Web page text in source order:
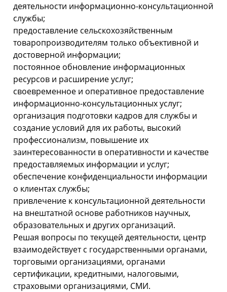
деятельности информационно-консультационной
службы;
предоставление сельскохозяйственным
товаропроизводителям только объективной и
достоверной информации;
постоянное обновление информационных
ресурсов и расширение услуг;
своевременное и оперативное предоставление
информационно-консультационных услуг;
организация подготовки кадров для службы и
создание условий для их работы, высокий
профессионализм, повышение их
заинтересованности в оперативности и качестве
предоставляемых информации и услуг;
обеспечение конфиденциальности информации
о клиентах службы;
привлечение к консультационной деятельности
на внештатной основе работников научных,
образовательных и других организаций.
Решая вопросы по текущей деятельности, центр
взаимодействует с государственными органами,
торговыми организациями, органами
сертификации, кредитными, налоговыми,
страховыми организациями, СМИ.